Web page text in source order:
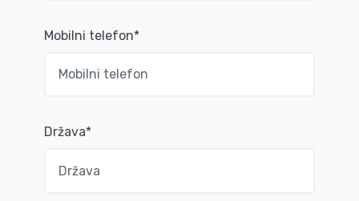
Mobilni telefon*
Država*